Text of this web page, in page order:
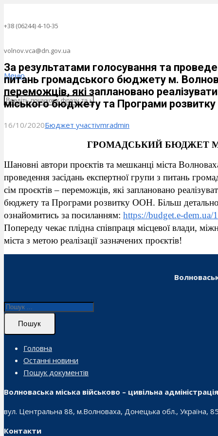
+38 (06244) 4-10-35
volnov.vca@dn.gov.ua
Меню
За результатами голосування та
питань громадського бюджету м.
переможців, які заплановано
міського бюджету та Програми
16/10/2020Бюджет участіvmradmin
ГРОМАДСЬКИЙ БЮДЖЕТ
Шановні автори проєктів та мешканці міста
проведення засідань експертної групи з питань
сім проєктів – переможців, які заплановано
бюджету та Програми розвитку ООН. Більш
ознайомитись за посиланням: https://budget.e-dem.ua/
Попереду чекає плідна співпраця місцевої влади,
міста з метою реалізації зазначених проєктів!
Пошук
Головна
Останні новини
Пошук документів
Волноваська міська військово – цивільна адміністрація
вул. Центральна 88, м.Волноваха, Донецька обл., Україна,
Контакти